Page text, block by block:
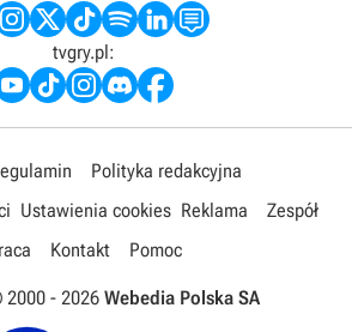
tvgry.pl:
Polityka redakcyjna
Ustawienia cookies Reklama
Zespół
Kontakt Pomoc
2000 - 2026 Webedia Polska SA